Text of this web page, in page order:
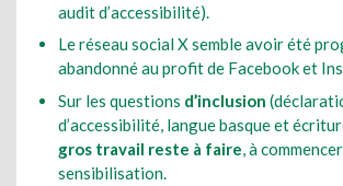
audit d’accessibilité).
Le réseau social X semble avoir été
abandonné au profit de Facebook et
Sur les questions d’inclusion
d’accessibilité, langue basque et
gros travail reste à faire , à
sensibilisation.